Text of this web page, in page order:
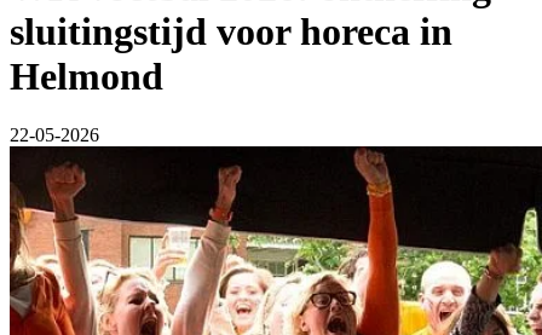
sluitingstijd voor horeca in
Helmond
22-05-2026